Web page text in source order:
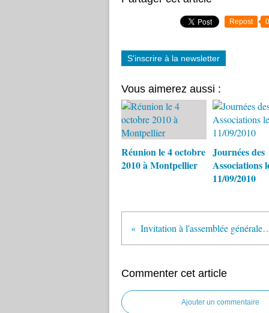
Repost 0
S'inscrire à la newsletter
Vous aimerez aussi :
Réunion le 4 octobre
2010 à Montpellier
Journées des
Associations
11/09/2010
Invitation à
Commenter cet article
Ajouter un commentaire